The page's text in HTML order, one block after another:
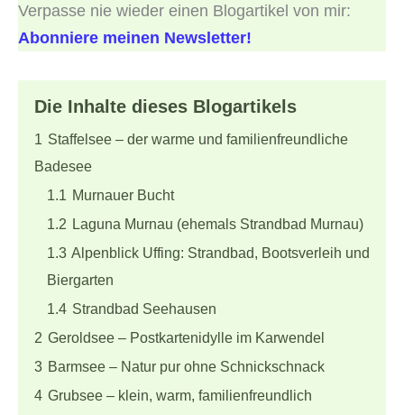
Verpasse nie wieder einen Blogartikel von mir:
Abonniere meinen Newsletter!
Die Inhalte dieses Blogartikels
1 Staffelsee – der warme und familienfreundliche
Badesee
1.1 Murnauer Bucht
1.2 Laguna Murnau (ehemals Strandbad Murnau)
1.3 Alpenblick Uffing: Strandbad, Bootsverleih und
Biergarten
1.4 Strandbad Seehausen
2 Geroldsee – Postkartenidylle im Karwendel
3 Barmsee – Natur pur ohne Schnickschnack
4 Grubsee – klein, warm, familienfreundlich